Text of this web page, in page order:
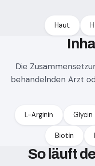
Haut
Die
behandelnden Arzt
L-Arginin Glycin
Biotin
So läuft